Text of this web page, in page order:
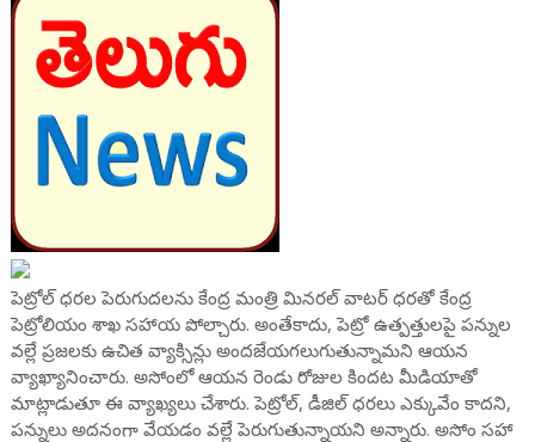
పెట్రోల్ ధరల పెరుగుదలను కేంద్ర మంత్రి మినరల్ వాటర్ ధరతో కేంద్ర
పెట్రోలియం శాఖ సహాయ పోల్చారు. అంతేకాదు, పెట్రో ఉత్పత్తులపై పన్నుల
వల్లే ప్రజలకు ఉచిత వ్యాక్సిన్లు అందజేయగలుగుతున్నామని ఆయన
వ్యాఖ్యానించారు. అసోంలో ఆయన రెండు రోజుల కిందట మీడియాతో
మాట్లాడుతూ ఈ వ్యాఖ్యలు చేశారు. పెట్రోల్, డీజిల్ ధరలు ఎక్కువేం కాదని,
పన్నులు అదనంగా వేయడం వల్లే పెరుగుతున్నాయని అన్నారు. అసోం సహా